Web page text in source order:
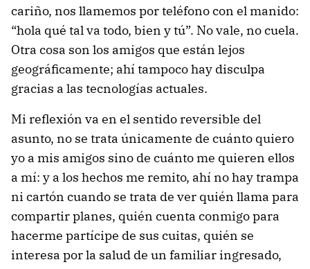
cariño, nos llamemos por teléfono con el manido:
“hola qué tal va todo, bien y tú”. No vale, no cuela.
Otra cosa son los amigos que están lejos
geográficamente; ahí tampoco hay disculpa
gracias a las tecnologías actuales.
Mi reflexión va en el sentido reversible del
asunto, no se trata únicamente de cuánto quiero
yo a mis amigos sino de cuánto me quieren ellos
a mí: y a los hechos me remito, ahí no hay trampa
ni cartón cuando se trata de ver quién llama para
compartir planes, quién cuenta conmigo para
hacerme partícipe de sus cuitas, quién se
interesa por la salud de un familiar ingresado,